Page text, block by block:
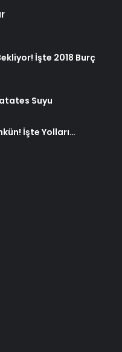
İşte 2018 Burç
Suyu
İşte Yolları…